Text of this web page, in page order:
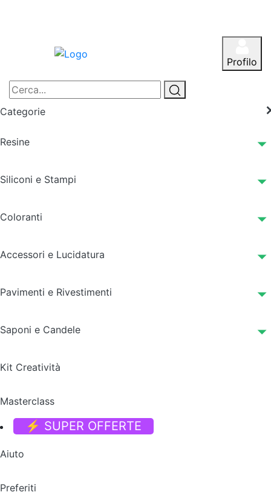
Profilo
Categorie
Resine
Siliconi e Stampi
Coloranti
Accessori e Lucidatura
Pavimenti e Rivestimenti
Saponi e Candele
Kit Creatività
Masterclass
⚡ SUPER OFFERTE
Aiuto
Preferiti